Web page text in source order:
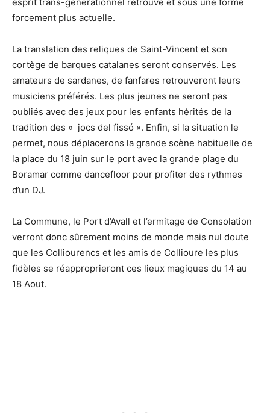
forcement plus actuelle.
La translation des reliques de Saint-Vincent et son
cortège de barques catalanes seront conservés. Les
amateurs de sardanes, de fanfares retrouveront leurs
musiciens préférés. Les plus jeunes ne seront pas
oubliés avec des jeux pour les enfants hérités de la
tradition des « jocs del fissó ». Enfin, si la situation le
permet, nous déplacerons la grande scène habituelle de
la place du 18 juin sur le port avec la grande plage du
Boramar comme dancefloor pour profiter des rythmes
d’un DJ.
La Commune, le Port d’Avall et l’ermitage de Consolation
verront donc sûrement moins de monde mais nul doute
que les Colliourencs et les amis de Collioure les plus
fidèles se réapproprieront ces lieux magiques du 14 au
18 Aout.